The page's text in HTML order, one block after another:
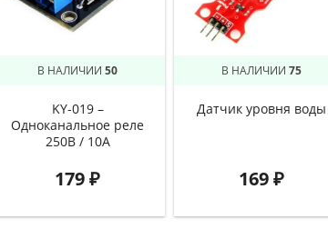
В НАЛИЧИИ 50
KY-019 –
Одноканальное реле
250В / 10А
179₽
В НАЛИЧИИ 75
Датчик уровня воды
169₽